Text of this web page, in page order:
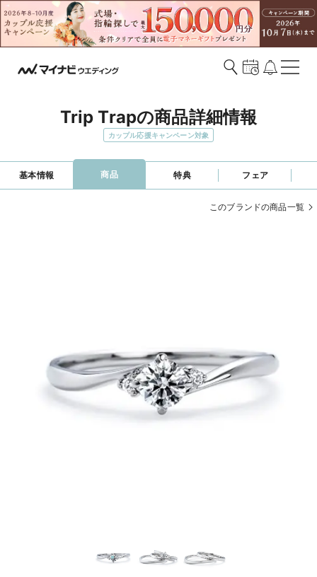
Trip Trapの商品詳細情報
カップル応援キャンペーン対象
基本情報 商品 特典 フェア
このブランドの商品一覧